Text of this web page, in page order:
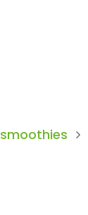
smoothies